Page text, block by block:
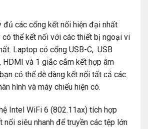
các cổng kết nối hiện đại nhất
có thể kết nối với các thiết bị ngoại vi
Laptop có cổng USB-C, USB
HDMI và 1 giắc cắm kết hợp âm
có thể dễ dàng kết nối tất cả các
hình và máy chiếu hiện có.
Intel WiFi 6 (802.11ax) tích hợp
siêu nhanh để truyền các tệp lớn